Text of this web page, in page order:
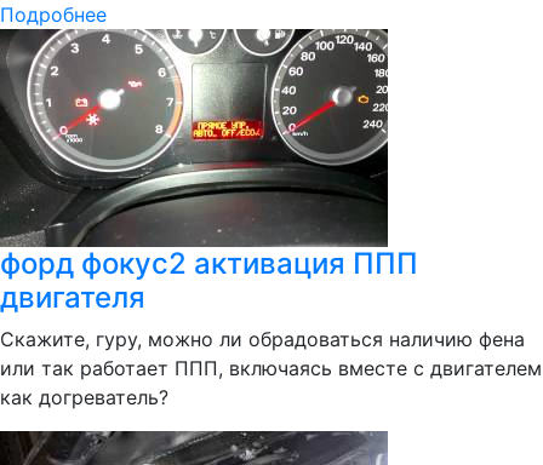
Подробнее
форд фокус2 активация ППП
двигателя
Скажите, гуру, можно ли обрадоваться наличию фена
или так работает ППП, включаясь вместе с двигателем
как догреватель?